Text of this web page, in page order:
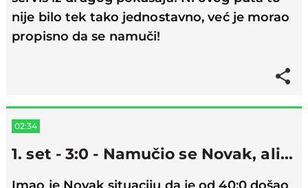
nije bilo tek tako jednostavno, već je morao
propisno da se namuči!
02:34
1. set - 3:0 - Namučio se Novak, ali...